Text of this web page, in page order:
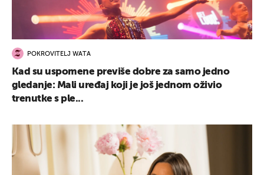
POKROVITELJ WATA
Kad su uspomene previše dobre za samo jedno
gledanje: Mali uređaj koji je još jednom oživio
trenutke s ple...